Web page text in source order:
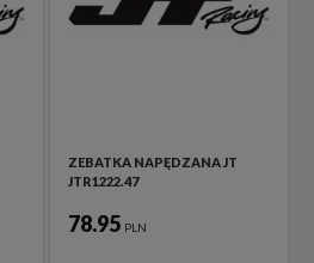
ZEBATKA NAPĘDZANA JT
JTR1222.47
78.95 PLN